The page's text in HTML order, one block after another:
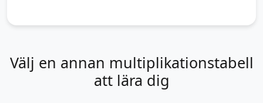
Välj en annan multiplikationstabell
att lära dig